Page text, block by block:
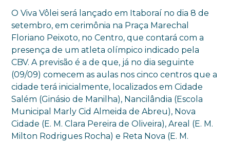
O Viva Vôlei será lançado em Itaboraí no dia 8 de
setembro, em cerimônia na Praça Marechal
Floriano Peixoto, no Centro, que contará com a
presença de um atleta olímpico indicado pela
CBV. A previsão é a de que, já no dia seguinte
(09/09) comecem as aulas nos cinco centros que a
cidade terá inicialmente, localizados em Cidade
Salém (Ginásio de Manilha), Nancilândia (Escola
Municipal Marly Cid Almeida de Abreu), Nova
Cidade (E. M. Clara Pereira de Oliveira), Areal (E. M.
Milton Rodrigues Rocha) e Reta Nova (E. M.